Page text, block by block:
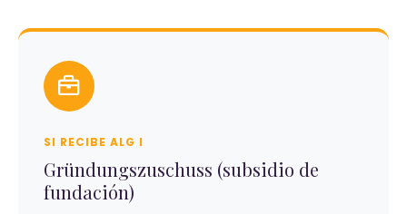
SI RECIBE ALG I
Gründungszuschuss (subsidio de
fundación)